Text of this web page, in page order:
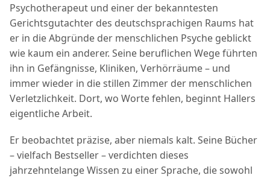
Psychotherapeut und einer der bekanntesten
Gerichtsgutachter des deutschsprachigen Raums hat
er in die Abgründe der menschlichen Psyche geblickt
wie kaum ein anderer. Seine beruflichen Wege führten
ihn in Gefängnisse, Kliniken, Verhörräume – und
immer wieder in die stillen Zimmer der menschlichen
Verletzlichkeit. Dort, wo Worte fehlen, beginnt Hallers
eigentliche Arbeit.
Er beobachtet präzise, aber niemals kalt. Seine Bücher
– vielfach Bestseller – verdichten dieses
jahrzehntelange Wissen zu einer Sprache, die sowohl